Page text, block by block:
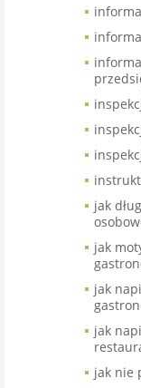
jak
jak
jak
jak
jak nie